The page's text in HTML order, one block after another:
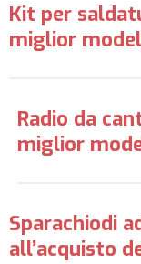
Kit per
miglior
Radio da
miglior
Sparachiodi
all’acquisto